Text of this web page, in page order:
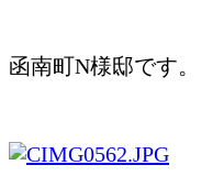
函南町N様邸です。